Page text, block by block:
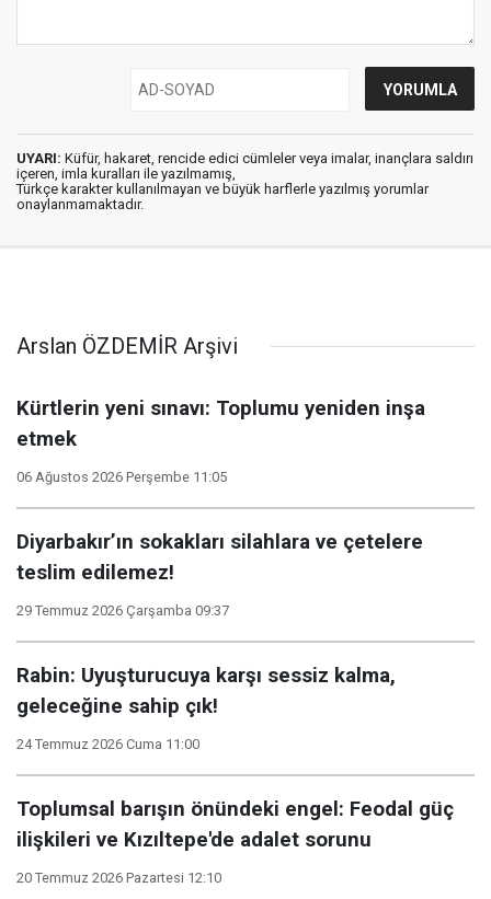
UYARI: Küfür, hakaret, rencide edici cümleler veya imalar, inançlara saldırı
içeren, imla kuralları ile yazılmamış,
Türkçe karakter kullanılmayan ve büyük harflerle yazılmış yorumlar
onaylanmamaktadır.
Arslan ÖZDEMİR Arşivi
Kürtlerin yeni sınavı: Toplumu yeniden inşa
etmek
06 Ağustos 2026 Perşembe 11:05
Diyarbakır’ın sokakları silahlara ve çetelere
teslim edilemez!
29 Temmuz 2026 Çarşamba 09:37
Rabin: Uyuşturucuya karşı sessiz kalma,
geleceğine sahip çık!
24 Temmuz 2026 Cuma 11:00
Toplumsal barışın önündeki engel: Feodal güç
ilişkileri ve Kızıltepe'de adalet sorunu
20 Temmuz 2026 Pazartesi 12:10